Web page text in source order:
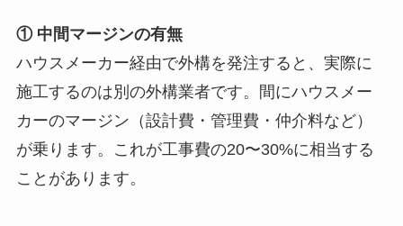
① 中間マージンの有無
ハウスメーカー経由で外構を発注すると、実際に
施工するのは別の外構業者です。間にハウスメー
カーのマージン（設計費・管理費・仲介料など）
が乗ります。これが工事費の20〜30%に相当する
ことがあります。